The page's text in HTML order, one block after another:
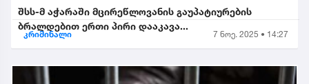
შსს-მ აჭარაში მცირეწლოვანის გაუპატიურების
ბრალდებით ერთი პირი დააკავა...
კრიმინალი 7 ნოე. 2025 • 14:27